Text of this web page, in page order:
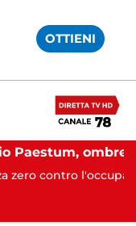
OTTIENI
contro l'occupazione